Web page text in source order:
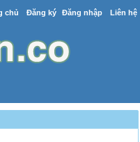
chủ Đăng ký Đăng nhập Liên hệ